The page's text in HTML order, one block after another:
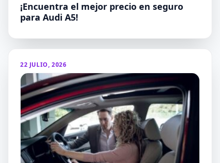
¡Encuentra el mejor precio en seguro
para Audi A5!
22 JULIO, 2026